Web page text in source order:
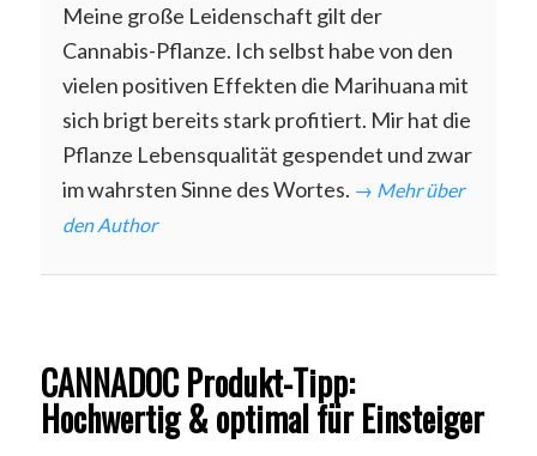
Meine große Leidenschaft gilt der
Cannabis-Pflanze. Ich selbst habe von den
vielen positiven Effekten die Marihuana mit
sich brigt bereits stark profitiert. Mir hat die
Pflanze Lebensqualität gespendet und zwar
im wahrsten Sinne des Wortes. → Mehr über
den Author
CANNADOC Produkt-Tipp:
Hochwertig & optimal für Einsteiger